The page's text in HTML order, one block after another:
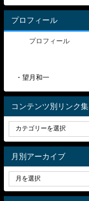
プロフィール
プロフィール
・望月和一
コンテンツ別リンク集
月別アーカイブ